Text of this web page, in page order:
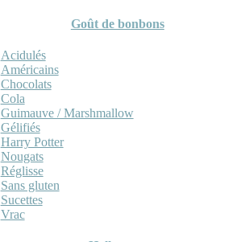
Goût de bonbons
Acidulés
Américains
Chocolats
Cola
Guimauve / Marshmallow
Gélifiés
Harry Potter
Nougats
Réglisse
Sans gluten
Sucettes
Vrac